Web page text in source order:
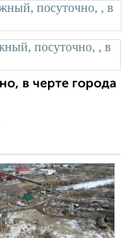
в черте города